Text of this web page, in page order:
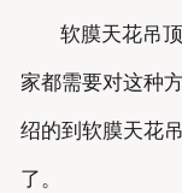
软膜天花吊
家都需要对这种
绍的到软膜天花
了。